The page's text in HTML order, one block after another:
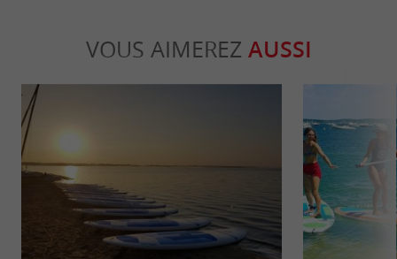
VOUS AIMEREZ AUSSI